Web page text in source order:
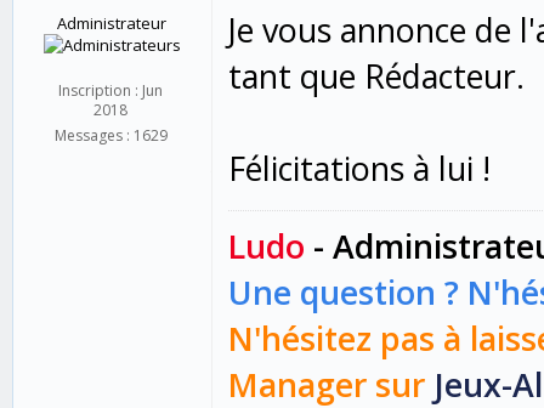
Administrateur
Inscription : Jun
2018
Messages : 1629
Je vous annonce de
tant que Rédacteur.
Félicitations à lui !
Ludo -
Une question ?
N'hésitez pas à
Manager sur Jeux-